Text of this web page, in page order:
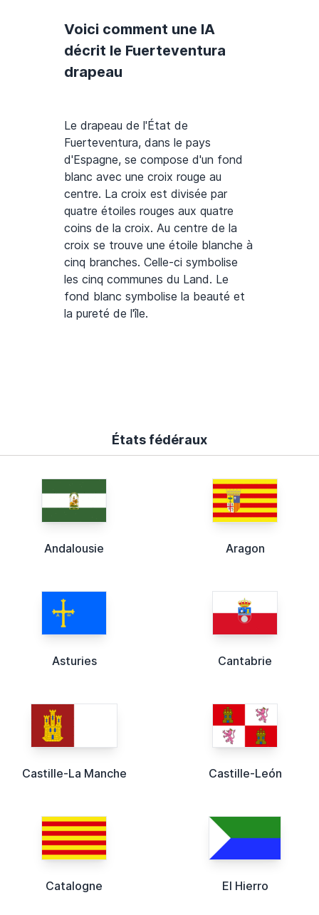
Voici comment une IA
décrit le Fuerteventura
drapeau
Le drapeau de l'État de
Fuerteventura, dans le pays
d'Espagne, se compose d'un fond
blanc avec une croix rouge au
centre. La croix est divisée par
quatre étoiles rouges aux quatre
coins de la croix. Au centre de la
croix se trouve une étoile blanche à
cinq branches. Celle-ci symbolise
les cinq communes du Land. Le
fond blanc symbolise la beauté et
la pureté de l'île.
États fédéraux
Andalousie Aragon
Asturies Cantabrie
Castille-La Manche Castille-León
Catalogne El Hierro